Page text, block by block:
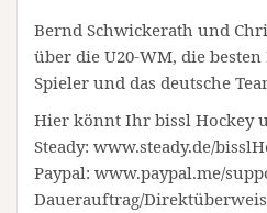
Bernd Schwickerath und
über die U20-WM, die
Spieler und das deutsche
Hier könnt Ihr bissl Hockey
Steady: www.steady.de/
Paypal: www.paypal.me/
Dauerauftrag/